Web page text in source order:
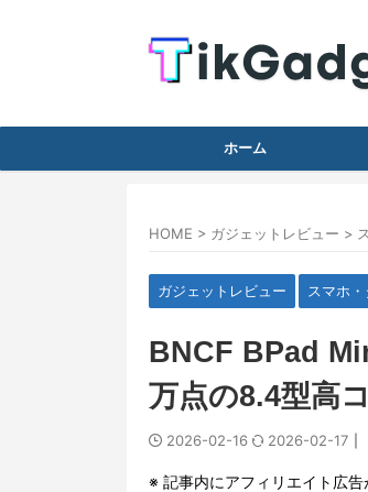
ホーム
HOME > ガジェットレビュー >
ガジェットレビュー スマホ
BNCF BPad
万点の8.4型高
2026-02-16 2026-02-17
※ 記事内にアフィリエイト広